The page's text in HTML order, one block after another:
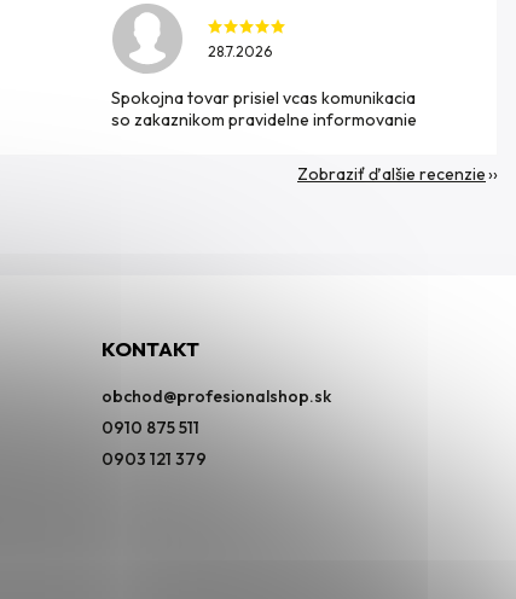
28.7.2026
Spokojna tovar prisiel vcas komunikacia
so zakaznikom pravidelne informovanie
Zobraziť ďalšie recenzie
KONTAKT
obchod@profesionalshop.sk
0910 875 511
0903 121 379